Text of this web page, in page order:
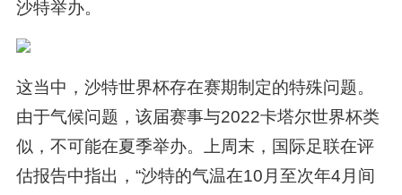
沙特举办。
这当中，沙特世界杯存在赛期制定的特殊问题。
由于气候问题，该届赛事与2022卡塔尔世界杯类
似，不可能在夏季举办。上周末，国际足联在评
估报告中指出，“沙特的气温在10月至次年4月间